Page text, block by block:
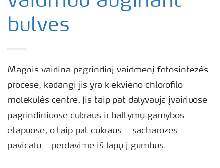
bulves
Magnis vaidina pagrindinį vaidmenį fotosintezės
procese, kadangi jis yra kiekvieno chlorofilo
molekulės centre. Jis taip pat dalyvauja įvairiuose
pagrindiniuose cukraus ir baltymų gamybos
etapuose, o taip pat cukraus – sacharozės
pavidalu – perdavime iš lapų į gumbus.